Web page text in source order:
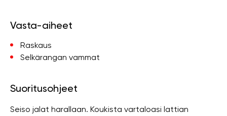
Vasta-aiheet
Raskaus
Selkärangan vammat
Suoritusohjeet
Seiso jalat harallaan. Koukista vartaloasi lattian